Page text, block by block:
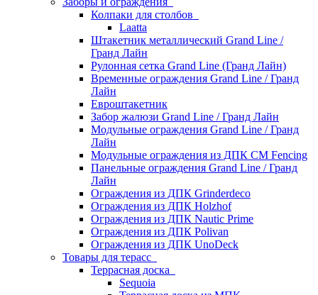
Колпаки для столбов
Laatta
Штакетник металлический Grand Line /
Гранд Лайн
Рулонная сетка Grand Line (Гранд Лайн)
Временные ограждения Grand Line / Гранд
Лайн
Евроштакетник
Забор жалюзи Grand Line / Гранд Лайн
Модульные ограждения Grand Line / Гранд
Лайн
Модульные ограждения из ДПК CM Fencing
Панельные ограждения Grand Line / Гранд
Лайн
Ограждения из ДПК Grinderdeco
Ограждения из ДПК Holzhof
Ограждения из ДПК Nautic Prime
Ограждения из ДПК Polivan
Ограждения из ДПК UnoDeck
Товары для терасс
Террасная доска
Sequoia